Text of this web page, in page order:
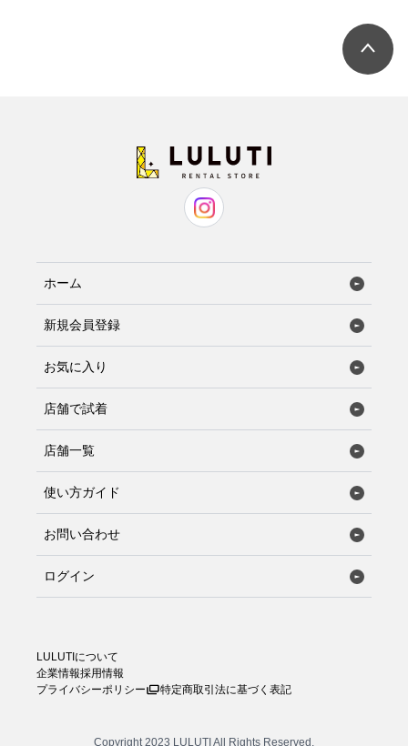
ホーム
新規会員登録
お気に入り
店舗で試着
店舗一覧
使い方ガイド
お問い合わせ
ログイン
LULUTIについて
企業情報採用情報
プライバシーポリシー
特定商取引法に基づく表記
Copyright 2023 LULUTI All Rights Reserved.